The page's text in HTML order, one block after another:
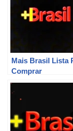
Mais Brasil Lista
Comprar